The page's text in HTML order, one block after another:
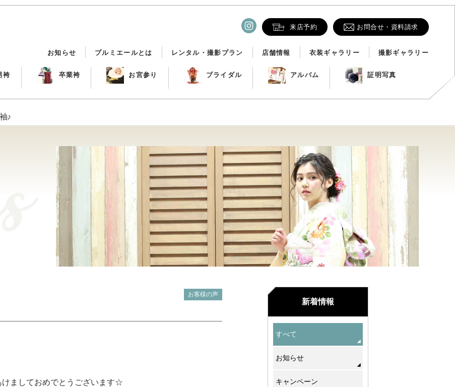
来店予約 お問合せ・資料請求
お知らせ プルミエールとは レンタル・撮影プラン 店舗情報 衣装ギャラリー 撮影ギャラリー
袴 卒業袴 お宮参り ブライダル アルバム 証明写真
♪
お客様の声
けましておめでとうございます☆
新着情報
すべて
お知らせ
キャンペーン